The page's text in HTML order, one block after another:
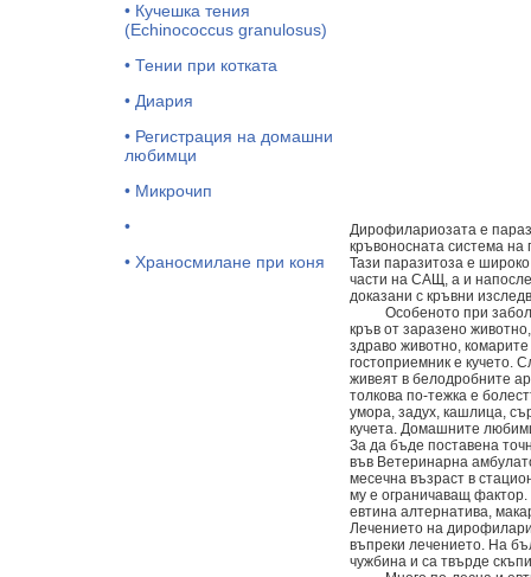
• Кучешка тения
(Echinococcus granulosus)
• Тении при котката
• Диария
• Регистрация на домашни
любимци
• Микрочип
•
• Храносмилане при коня
Дирофилариозата е
кръвоносната система на
Тази паразитоза е
части на САЩ, а и
доказани с кръвни
Особеното при
кръв от заразено
здраво животно,
гостоприемник е кучето.
живеят в белодробните
толкова по-тежка е
умора, задух, кашлица,
кучета. Домашните
За да бъде поставена
във Ветеринарна
месечна възраст в
му е ограничаващ фактор.
евтина алтернатива,
Лечението на
въпреки лечението. На
чужбина и са твърде